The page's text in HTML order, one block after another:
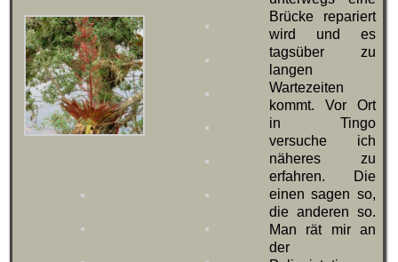
Brücke repariert
wird und es
tagsüber zu
langen
Wartezeiten
kommt. Vor Ort
in Tingo
versuche ich
näheres zu
erfahren. Die
einen sagen so,
die anderen so.
Man rät mir an
der